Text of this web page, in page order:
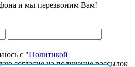
и мы перезвоним Вам!
с "Политикой
согласие на получение рассылок